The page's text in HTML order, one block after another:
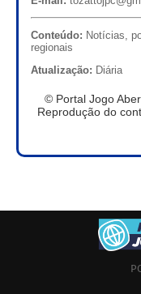
Conteúdo: Notícias,
regionais
Atualização: Diária
© Portal Jogo
Reprodução do